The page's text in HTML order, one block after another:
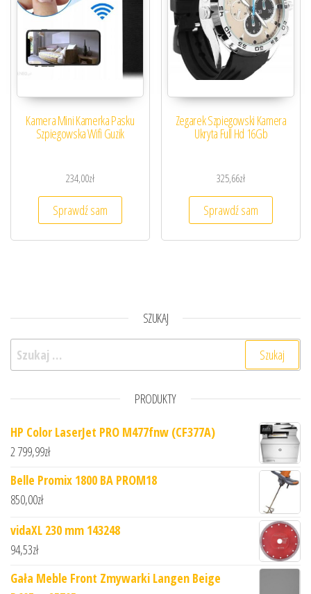
Kamera Mini Kamerka Pasku
Szpiegowska Wifi Guzik
234,00zł
Sprawdź sam
Zegarek Szpiegowski Kamera
Ukryta Full Hd 16Gb
325,66zł
Sprawdź sam
SZUKAJ
Szukaj:
PRODUKTY
HP Color LaserJet PRO M477fnw (CF377A)
2 799,99zł
Belle Promix 1800 BA PROM18
850,00zł
vidaXL 230 mm 143248
94,53zł
Gała Meble Front Zmywarki Langen Beige